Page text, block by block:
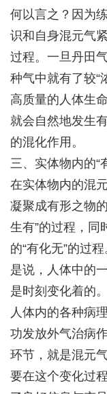
何以言之？因为
识和自身混元气
过程。一旦丹田
种气中就有了较“
高质量的人体生
就会自然地发生
的混化作用。
三、实体物内的“
在实体物内的混
凝聚成有形之物
生有”的过程，同
的“有化无”的过
是说，人体中的
是时刻变化着的
人体内的各种病
功发放外气治病
环节，就是混元
要在这个变化过